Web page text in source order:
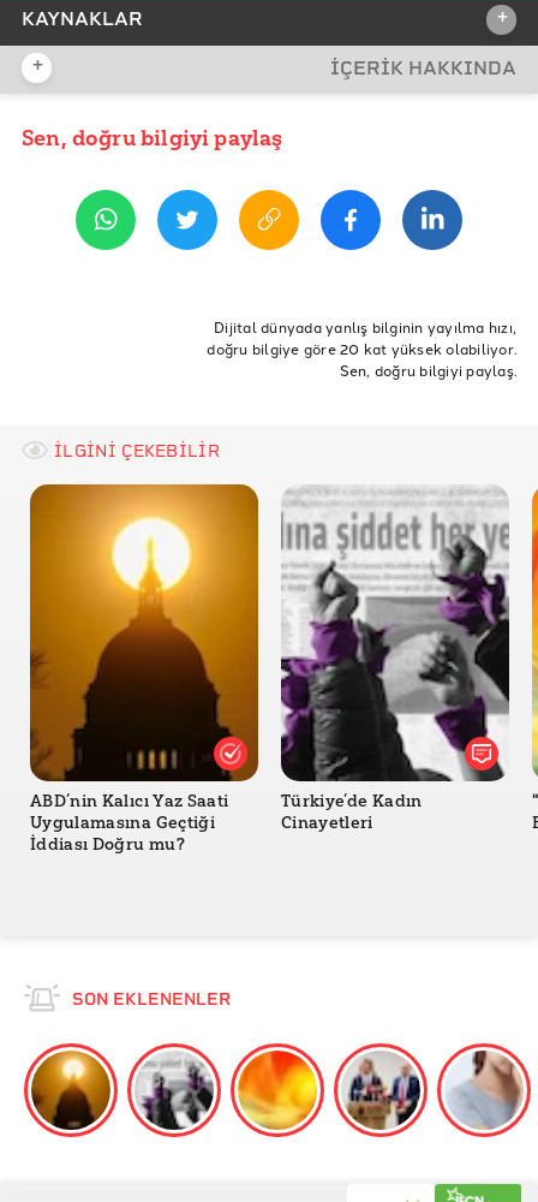
KAYNAKLAR +
İDDİA KAYNAĞI
REFERANSLAR
İddia Bağlantısı
Independent
The Guardian Kaynak 1
The Guardian Kaynak 2
New Scientist
USA Today
Dünya Sağlık Örgütü
Sağlık Bakanlığı
Otizm Bilim Vakfı
Meldgaard Madsen, K. et. al. (2002). A Population-
+ İÇERİK HAKKINDA
YAYIN TARİHİ
Sen, doğru bilgiyi paylaş
Dijital dünyada yanlış bilginin yayılma hızı,
doğru bilgiye göre 20 kat yüksek olabiliyor.
Sen, doğru bilgiyi paylaş.
İLGİNİ ÇEKEBİLİR
ABD’nin Kalıcı Yaz Saati
Uygulamasına Geçtiği
İddiası Doğru mu?
Türkiye’de Kadın
Cinayetleri
SON EKLENENLER